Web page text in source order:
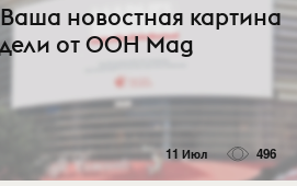
новостная картина
от OOH Mag
11 Июл 496